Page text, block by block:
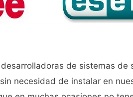
de sistemas
necesidad de instalar en